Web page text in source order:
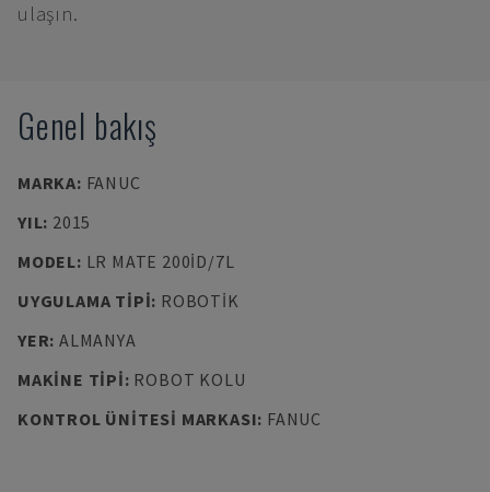
ulaşın.
Genel bakış
MARKA: FANUC
YIL: 2015
MODEL: LR MATE 200ID/7L
UYGULAMA TIPI: ROBOTIK
YER: ALMANYA
MAKINE TIPI: ROBOT KOLU
KONTROL ÜNITESI MARKASI: FANUC